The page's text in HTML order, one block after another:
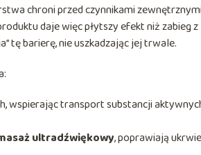
chroni przed czynnikami
daje więc płytszy efekt niż zabieg z
tę barierę, nie uszkadzając jej trwale.
wspierając transport substancji
ultradźwiękowy, poprawiają